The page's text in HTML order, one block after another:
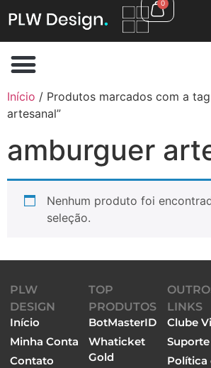
0
Início / Produtos marcados com a
artesanal”
amburguer
Nenhum produto foi
seleção.
PLW
DESIGN
Início
Minha Conta
Contato
TOP
PRODUTOS
BotMasterID
Whaticket
Gold
LINKS
Clube
Suporte
Política